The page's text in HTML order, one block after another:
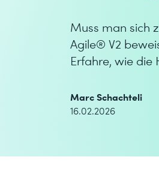
Muss man sich
Agile® V2
Erfahre, wie die
Marc Schachteli
16.02.2026